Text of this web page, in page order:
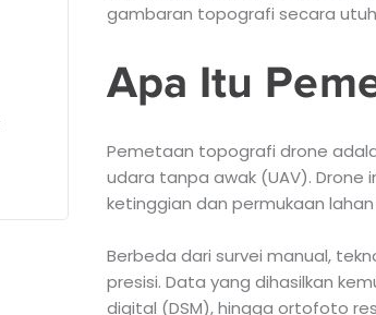
gambaran topografi secara
Apa Itu
Pemetaan topografi drone
udara tanpa awak (UAV).
ketinggian dan permukaan
Berbeda dari survei manual,
presisi. Data yang dihasilkan
digital (DSM), hingga ortofoto